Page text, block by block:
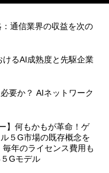
通信業界の収益を次の
けるAI成熟度と先駆企業
要か？ AIネットワーク
】何もかもが革命！ゲ
５G市場の既存概念を
年のライセンス費用も
Gモデル